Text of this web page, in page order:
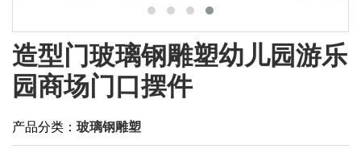
造型门玻璃钢雕塑幼儿园游乐
园商场门口摆件
产品分类： 玻璃钢雕塑